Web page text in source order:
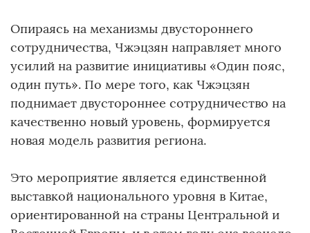
Опираясь на механизмы двустороннего
сотрудничества, Чжэцзян направляет много
усилий на развитие инициативы «Один пояс,
один путь». По мере того, как Чжэцзян
поднимает двустороннее сотрудничество на
качественно новый уровень, формируется
новая модель развития региона.
Это мероприятие является единственной
выставкой национального уровня в Китае,
ориентированной на страны Центральной и